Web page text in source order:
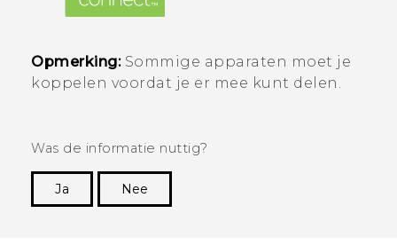
Opmerking:Sommige apparaten moet je
koppelen voordat je er mee kunt delen.
Was de informatie nuttig?
Ja
Nee